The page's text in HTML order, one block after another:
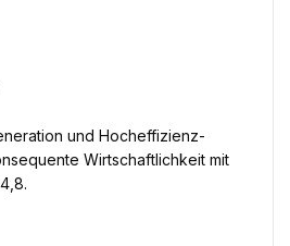
und Hocheffizienz-
Wirtschaftlichkeit mit